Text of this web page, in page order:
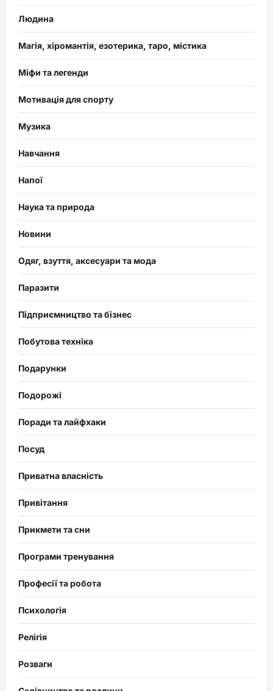
Людина
Магія, хіромантія, езотерика, таро, містика
Міфи та легенди
Мотивація для спорту
Музика
Навчання
Напої
Наука та природа
Новини
Одяг, взуття, аксесуари та мода
Паразити
Підприємництво та бізнес
Побутова техніка
Подарунки
Подорожі
Поради та лайфхаки
Посуд
Приватна власність
Привітання
Прикмети та сни
Програми тренування
Професії та робота
Психологія
Релігія
Розваги